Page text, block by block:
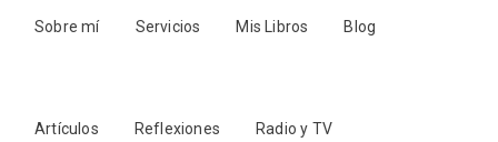
Sobre mí Servicios Mis Libros Blog
Artículos Reflexiones Radio y TV